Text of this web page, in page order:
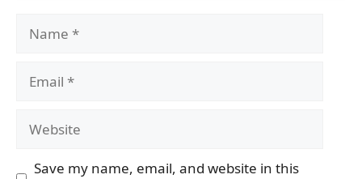
Save my name, email, and website in this